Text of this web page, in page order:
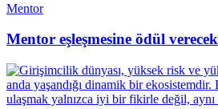
Mentor
Mentor eşleşmesine ödül